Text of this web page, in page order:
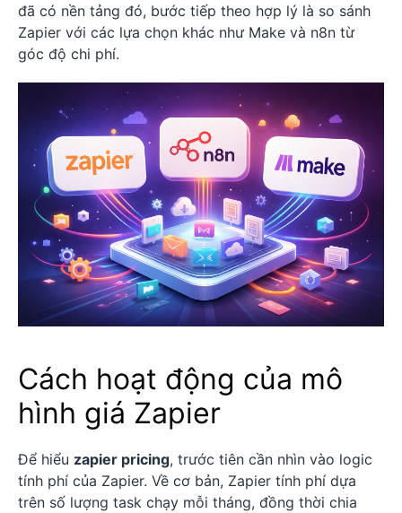
đã có nền tảng đó, bước tiếp theo hợp lý là so sánh
Zapier với các lựa chọn khác như Make và n8n từ
góc độ chi phí.
Cách hoạt động của mô
hình giá Zapier
Để hiểu zapier pricing, trước tiên cần nhìn vào logic
tính phí của Zapier. Về cơ bản, Zapier tính phí dựa
trên số lượng task chạy mỗi tháng, đồng thời chia